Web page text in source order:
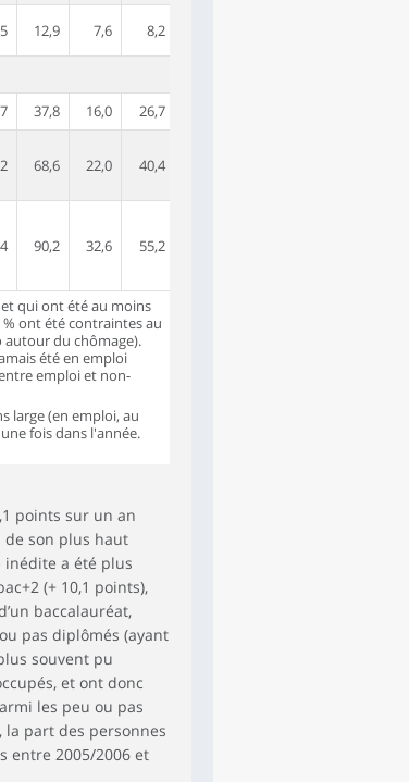
12,9 7,6 8,2
37,8 16,0
26,7
68,6 22,0 40,4
90,2 32,6 55,2
qui ont été au moins
% ont été contraintes au
autour du chômage).
été en emploi
emploi et non-
large (en emploi, au
fois dans l'année.
points sur un an
de son plus haut
inédite a été plus
(+ 10,1 points),
baccalauréat,
pas diplômés (ayant
souvent pu
et ont donc
les peu ou pas
part des personnes
entre 2005/2006 et